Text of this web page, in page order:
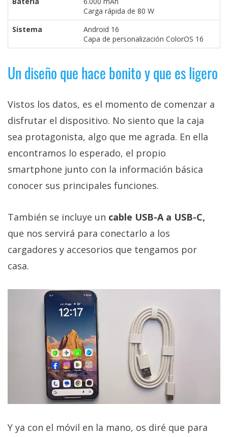
Carga rápida de 80 W
Sistema
Android 16
Capa de personalización ColorOS 16
Un diseño que hace bonito y que es ligero
Vistos los datos, es el momento de comenzar a
disfrutar el dispositivo. No siento que la caja
sea protagonista, algo que me agrada. En ella
encontramos lo esperado, el propio
smartphone junto con la información básica
conocer sus principales funciones.
También se incluye un cable USB-A a USB-C,
que nos servirá para conectarlo a los
cargadores y accesorios que tengamos por
casa.
Y ya con el móvil en la mano, os diré que para